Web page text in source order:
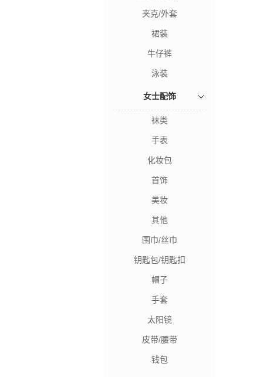
夹克/外套
裙装
牛仔裤
泳装
女士配饰
袜类
手表
化妆包
首饰
美妆
其他
围巾/丝巾
钥匙包/钥匙扣
帽子
手套
太阳镜
皮带/腰带
钱包